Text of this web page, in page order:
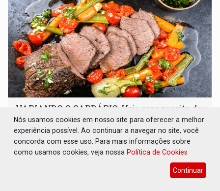
VARIANDO O CARDÁPIO: Veja essa receita de
carne assada para o almoço e o jantar
Gastronomia 08 de Agosto de 2026 às 09:00
Prepare um acém bovino de um jeito que vai agradar todo
Nós usamos cookies em nosso site para oferecer a melhor
experiência possível. Ao continuar a navegar no site, você
concorda com esse uso. Para mais informações sobre
como usamos cookies, veja nossa Política de Cookies
Continuar